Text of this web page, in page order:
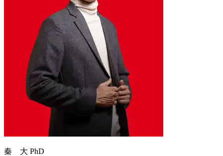
秦 大 PhD